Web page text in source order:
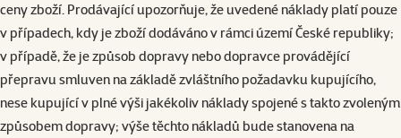
ceny zboží. Prodávající upozorňuje, že uvedené náklady platí pouze
v případech, kdy je zboží dodáváno v rámci území České republiky;
v případě, že je způsob dopravy nebo dopravce provádějící
přepravu smluven na základě zvláštního požadavku kupujícího,
nese kupující v plné výši jakékoliv náklady spojené s takto zvoleným
způsobem dopravy; výše těchto nákladů bude stanovena na